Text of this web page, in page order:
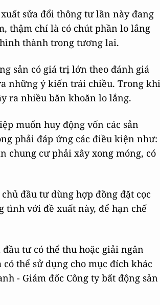
sửa đổi thông tư lần này đang
thậm chí là có chút phần lo lắng
thành trong tương lai.
sản có giá trị lớn theo đánh giá
những ý kiến trái chiều. Trong khi
ra nhiều băn khoăn lo lắng.
muốn huy động vốn các sản
phải đáp ứng các điều kiện như:
chung cư phải xây xong móng, có
đầu tư dùng hợp đồng đặt cọc
với đề xuất này, để hạn chế
tư có thể thu hoặc giải ngân
thể sử dụng cho mục đích khác
- Giám đốc Công ty bất động sản